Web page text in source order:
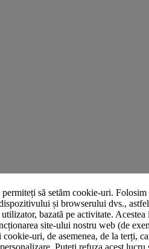
permiteți să setăm cookie-uri.
și browserului dvs.,
bazată pe activitate.
site-ului nostru web (de
uri, de asemenea, de la terți,
Puteți refuza acest